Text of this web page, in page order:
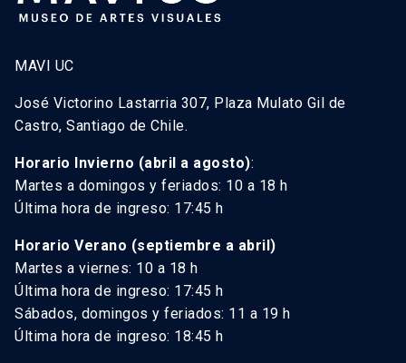
MAVI UC
José Victorino Lastarria 307, Plaza Mulato Gil de
Castro, Santiago de Chile.
Horario Invierno (abril a agosto):
Martes a domingos y feriados: 10 a 18 h
Última hora de ingreso: 17:45 h
Horario Verano (septiembre a abril)
Martes a viernes: 10 a 18 h
Última hora de ingreso: 17:45 h
Sábados, domingos y feriados: 11 a 19 h
Última hora de ingreso: 18:45 h